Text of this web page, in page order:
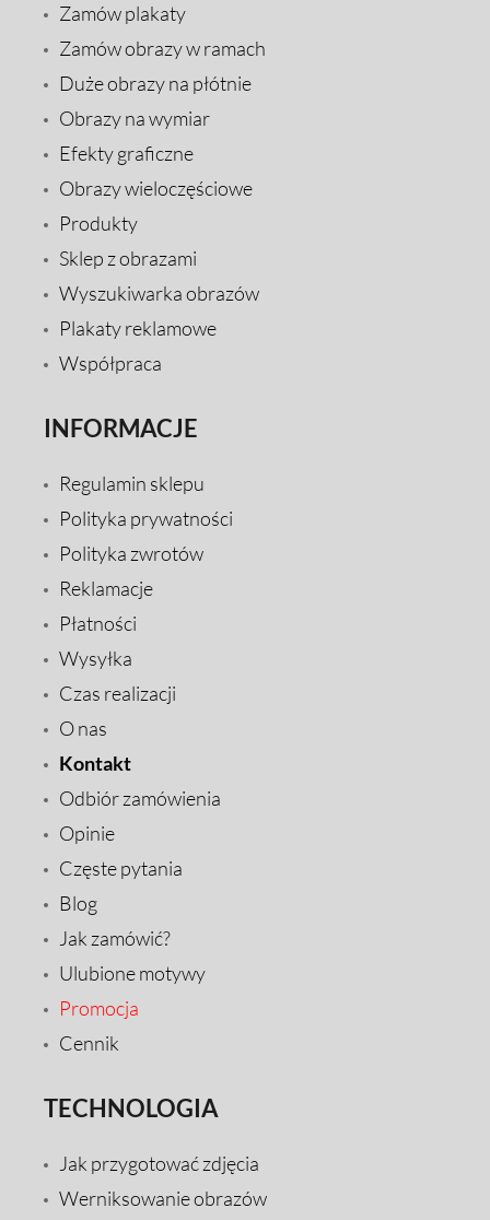
Zamów plakaty
Zamów obrazy w ramach
Duże obrazy na płótnie
Obrazy na wymiar
Efekty graficzne
Obrazy wieloczęściowe
Produkty
Sklep z obrazami
Wyszukiwarka obrazów
Plakaty reklamowe
Współpraca
INFORMACJE
Regulamin sklepu
Polityka prywatności
Polityka zwrotów
Reklamacje
Płatności
Wysyłka
Czas realizacji
O nas
Kontakt
Odbiór zamówienia
Opinie
Częste pytania
Blog
Jak zamówić?
Ulubione motywy
Promocja
Cennik
TECHNOLOGIA
Jak przygotować zdjęcia
Werniksowanie obrazów